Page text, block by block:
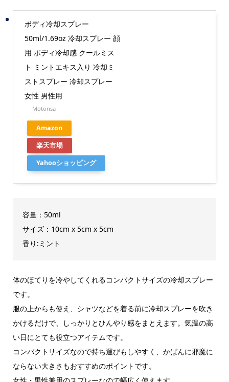
ボディ冷却スプレー
50ml/1.69oz 冷却スプレー 顔
用 ボディ冷却感 クールミス
ト ミントエキス入り 冷却ミ
ストスプレー 冷却スプレー
女性 男性用
Motonsa
Amazon
楽天市場
Yahooショッピング
容量：50ml
サイズ：‎10cm x 5cm x 5cm
香り:ミント
体のほてりを冷やしてくれるコンパクトサイズの冷却スプレー
です。
服の上からも使え、シャツなどを着る前に冷却スプレーを吹き
かけるだけで、しっかりとひんやり感をまとえます。気温の高
い日にとても役立つアイテムです。
コンパクトサイズなので持ち運びもしやすく、かばんに邪魔に
ならない大きさもおすすめのポイントです。